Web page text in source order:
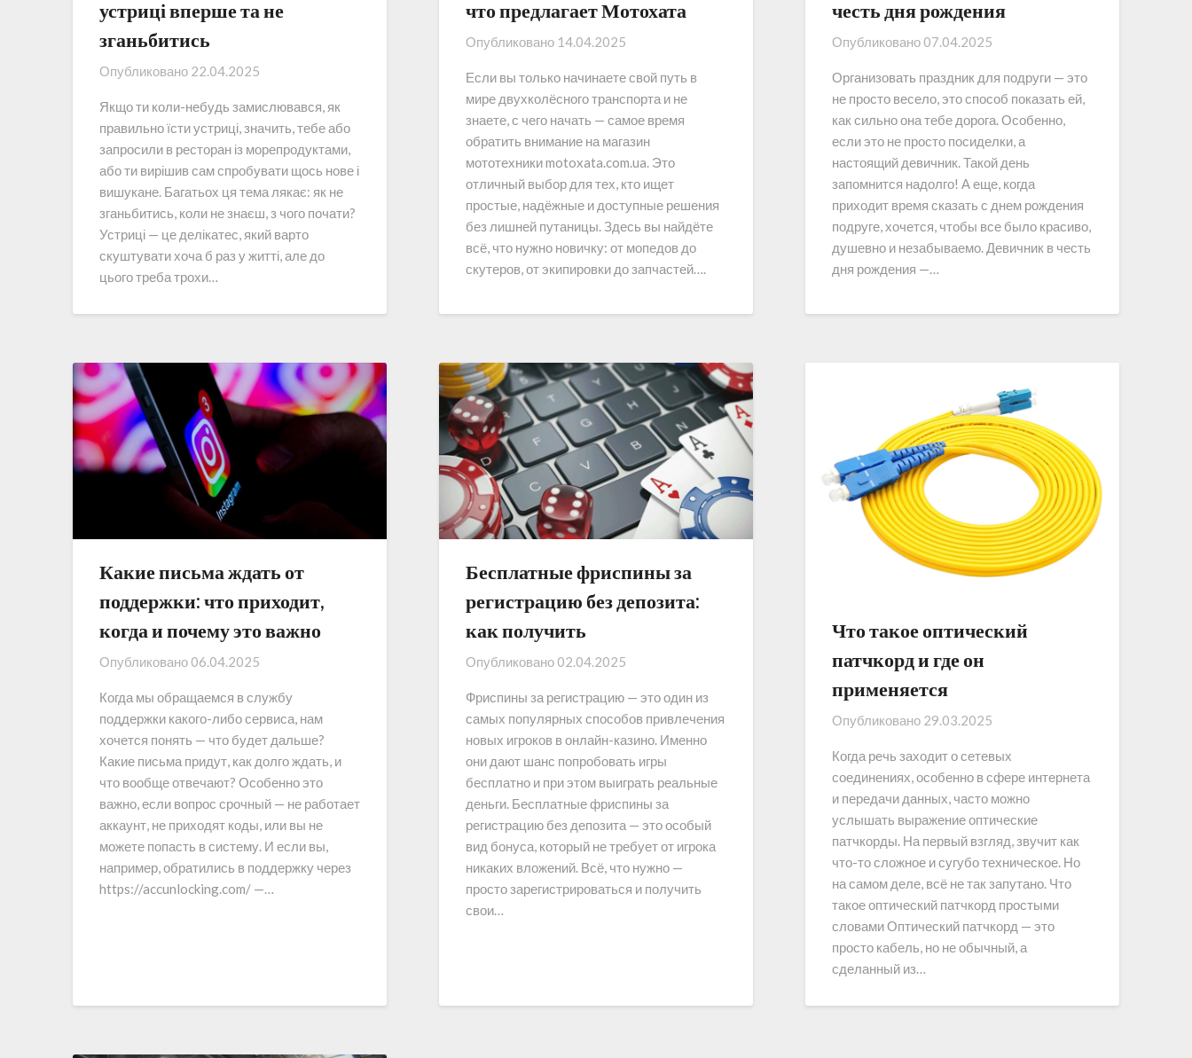
устриці вперше та не
зганьбитись
Опубликовано 22.04.2025
Якщо ти коли-небудь замислювався, як
правильно їсти устриці, значить, тебе або
запросили в ресторан із морепродуктами,
або ти вирішив сам спробувати щось нове і
вишукане. Багатьох ця тема лякає: як не
зганьбитись, коли не знаєш, з чого почати?
Устриці — це делікатес, який варто
скуштувати хоча б раз у житті, але до
цього треба трохи…
что предлагает Мотохата
Опубликовано 14.04.2025
Если вы только начинаете свой путь в
мире двухколёсного транспорта и не
знаете, с чего начать — самое время
обратить внимание на магазин
мототехники motoxata.com.ua. Это
отличный выбор для тех, кто ищет
простые, надёжные и доступные решения
без лишней путаницы. Здесь вы найдёте
всё, что нужно новичку: от мопедов до
скутеров, от экипировки до запчастей….
честь дня рождения
Опубликовано 07.04.2025
Организовать праздник для подруги — это
не просто весело, это способ показать ей,
как сильно она тебе дорога. Особенно,
если это не просто посиделки, а
настоящий девичник. Такой день
запомнится надолго! А еще, когда
приходит время сказать с днем рождения
подруге, хочется, чтобы все было красиво,
душевно и незабываемо. Девичник в честь
дня рождения —…
Какие письма ждать от
поддержки: что приходит,
когда и почему это важно
Опубликовано 06.04.2025
Когда мы обращаемся в службу
поддержки какого-либо сервиса, нам
хочется понять — что будет дальше?
Какие письма придут, как долго ждать, и
что вообще отвечают? Особенно это
важно, если вопрос срочный — не работает
аккаунт, не приходят коды, или вы не
можете попасть в систему. И если вы,
например, обратились в поддержку через
https://accunlocking.com/ —…
Бесплатные фриспины за
регистрацию без депозита:
как получить
Опубликовано 02.04.2025
Фриспины за регистрацию — это один из
самых популярных способов привлечения
новых игроков в онлайн-казино. Именно
они дают шанс попробовать игры
бесплатно и при этом выиграть реальные
деньги. Бесплатные фриспины за
регистрацию без депозита — это особый
вид бонуса, который не требует от игрока
никаких вложений. Всё, что нужно —
просто зарегистрироваться и получить
свои…
Что такое оптический
патчкорд и где он
применяется
Опубликовано 29.03.2025
Когда речь заходит о сетевых
соединениях, особенно в сфере интернета
и передачи данных, часто можно
услышать выражение оптические
патчкорды. На первый взгляд, звучит как
что-то сложное и сугубо техническое. Но
на самом деле, всё не так запутано. Что
такое оптический патчкорд простыми
словами Оптический патчкорд — это
просто кабель, но не обычный, а
сделанный из…